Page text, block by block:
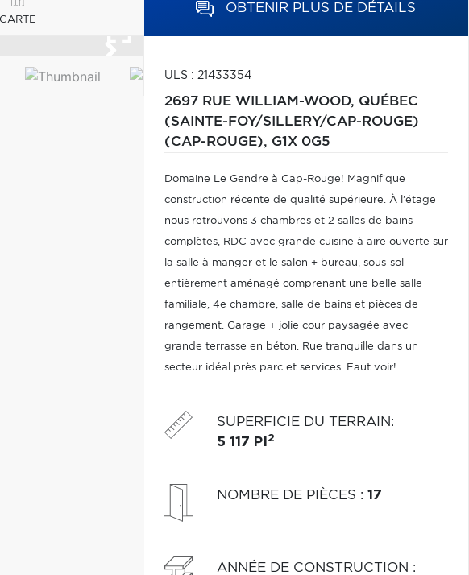
CARTE
OBTENIR PLUS DE DÉTAILS
ULS : 21433354
2697 RUE WILLIAM-WOOD, QUÉBEC
(SAINTE-FOY/SILLERY/CAP-ROUGE)
(CAP-ROUGE), G1X 0G5
Domaine Le Gendre à Cap-Rouge! Magnifique
construction récente de qualité supérieure. À l'étage
nous retrouvons 3 chambres et 2 salles de bains
complètes, RDC avec grande cuisine à aire ouverte sur
la salle à manger et le salon + bureau, sous-sol
entièrement aménagé comprenant une belle salle
familiale, 4e chambre, salle de bains et pièces de
rangement. Garage + jolie cour paysagée avec
grande terrasse en béton. Rue tranquille dans un
secteur idéal près parc et services. Faut voir!
SUPERFICIE DU TERRAIN:
5 117 PI 2
NOMBRE DE PIÈCES : 17
ANNÉE DE CONSTRUCTION :